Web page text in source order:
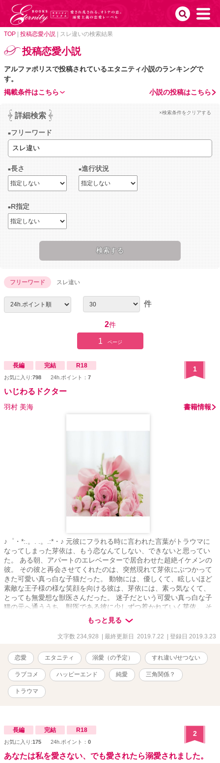
TOP 投稿恋愛小説 スレ違いの検索結果
投稿恋愛小説
アルファポリスで投稿されているエタニティ小説のランキングで
す。
小説の投稿はこちら
掲載条件はこちら
詳細検索 ×検索条件をクリアする
フリーワード
長さ 進行状況
R指定
フリーワード スレ違い
件
2件
1 ページ
長編 完結 R18
お気に入り:798 24h.ポイント： 7
1
いじわるドクター
羽村 美海 書籍情報
♪゜・*:.。. .。.:*・♪ 元彼にフラれる時に言われた言葉がトラウマに
なってしまった芽依は、もう恋なんてしない、できないと思ってい
た。 ある朝、アパートのエレベーターで居合わせた超絶イケメンの
彼。 その彼と再会させてくれたのは、突然現れて芽依にぶつかって
きた可愛い真っ白な子猫だった。 動物には、優しくて、眩しいほど
素敵な王子様の様な笑顔を向ける彼は、芽依には、素っ気なくて、
とっても無愛想な獣医さんだった。 迷子だという可愛い真っ白な子
猫の元へ通ううち、獣医である彼に少しずつ惹かれていく芽依。 そ
んな芽依に、思いもしなかった展開が待っているのだった。 例え、
身体だけの関係だったとしても… あなたの傍に居たい……。 ＊ス
レ違いから始まってしまった恋＊ ＊焦れ焦れ大人の純愛story＊ 甘く
現満載になっていますので、苦手な方はくれぐれもご注意下さい。
【無断転載禁止】 ♪゜・*:.。. .。.:*・♪ 社会人１年生の高岡芽依<ﾀｶｵｶ
ﾒｲ> 20歳 ツンデレ？イケメン獣医師の五十嵐海翔<ｲｶﾞﾗｼ ｶｲﾄ> 27
歳 ♪゜・*:.。. .。.:*・♪ こちらは、数年前にエブリスタさんで連載し
ていたものです。 ⚠「Reproduction is prohibited.(転載禁止)」 ※サ
イトで投稿をはじめた頃の作品です。読みにくいと思いますがご容
もっと見る
文字数 234,928 | 最終更新日 2019.7.22 | 登録日 2019.3.23
恋愛 エタニティ 溺愛（の予定） すれ違い/せつない
ラブコメ ハッピーエンド 純愛 三角関係？
トラウマ
長編 完結 R18
お気に入り:175 24h.ポイント： 0
2
あなたは私を愛さない、でも愛されたら溺愛されました。